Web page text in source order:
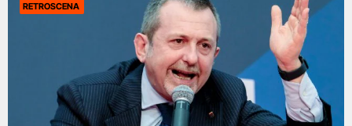
RETROSCENA